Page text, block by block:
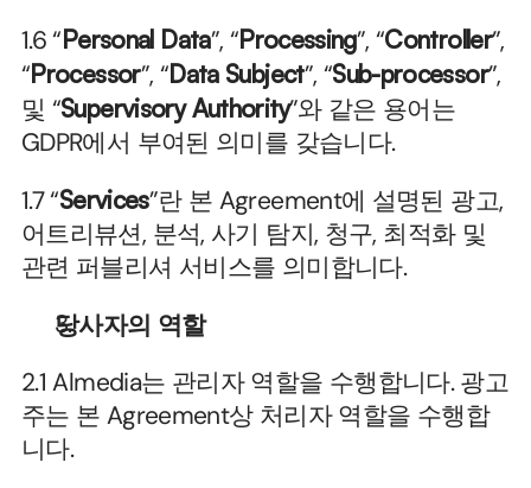
1.6 “Personal Data”, “Processing”, “Controller”,
“Processor”, “Data Subject”, “Sub-processor”,
및 “Supervisory Authority”와 같은 용어는
GDPR에서 부여된 의미를 갖습니다.
1.7 “Services”란 본 Agreement에 설명된 광고,
어트리뷰션, 분석, 사기 탐지, 청구, 최적화 및
관련 퍼블리셔 서비스를 의미합니다.
당사자의 역할
2.1 Almedia는 관리자 역할을 수행합니다. 광고
주는 본 Agreement상 처리자 역할을 수행합
니다.